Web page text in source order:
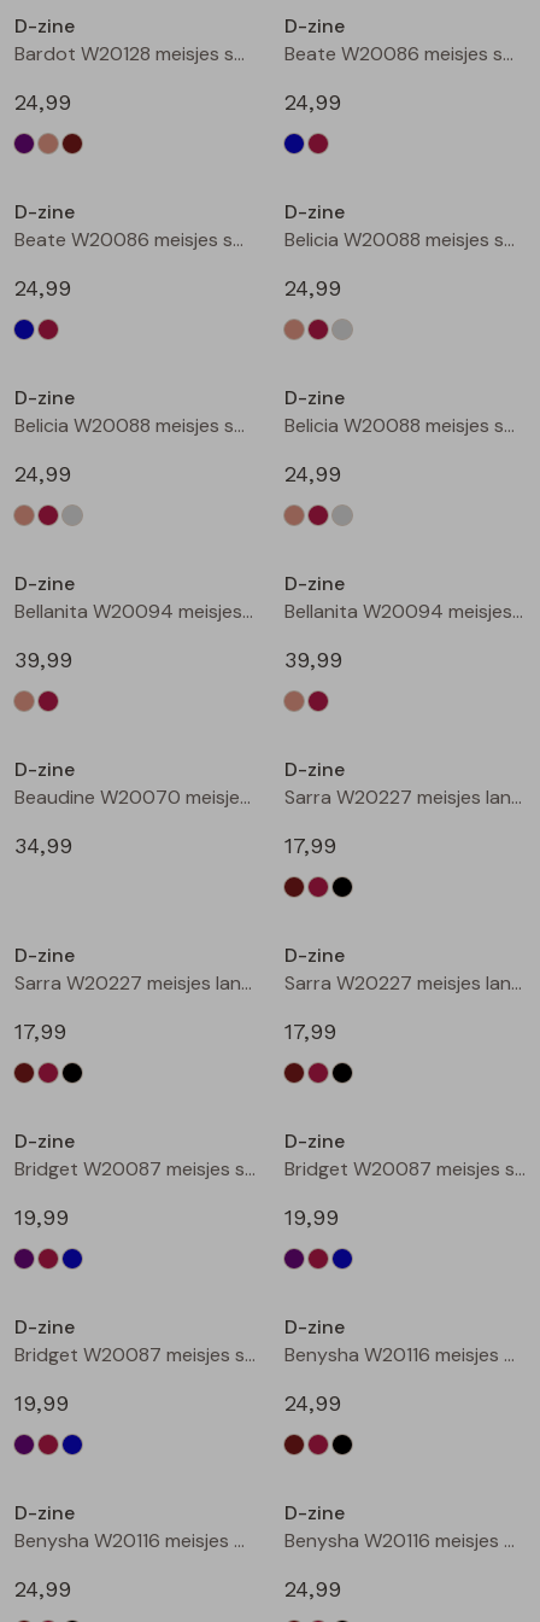
Blouses lange mouw
Sweatshirts
Gilet spencers
Jackjes
Blazers
Bermuda's
Bermuda's
Lange broek
Jackjes
Jassen
Leggings
Rokken
Lange broeken
Lange broeken
Leggings
T-shirts lange mouw
Tops
Vesten
D-zine
Bardot W20128 meisjes sweatshirt Bruin donker
24,99
D-zine
Beate W20086 meisjes sweatshirt Marine
24,99
D-zine
Beate W20086 meisjes sweatshirt Wijnrood
24,99
D-zine
Belicia W20088 meisjes sweatshirt Ecru melee
24,99
D-zine
Belicia W20088 meisjes sweatshirt Wijnrood
24,99
D-zine
Belicia W20088 meisjes sweatshirt Grey melee
24,99
D-zine
Bellanita W20094 meisjes buiten jack Zand
39,99
D-zine
Bellanita W20094 meisjes buiten jack Wijnrood
39,99
D-zine
Beaudine W20070 meisjes lange broek Bruin donker
34,99
D-zine
Sarra W20227 meisjes lange broek Bruin donker
17,99
D-zine
Sarra W20227 meisjes lange broek Wijnrood
17,99
D-zine
Sarra W20227 meisjes lange broek Zwart
17,99
D-zine
Bridget W20087 meisjes sweatshirt Cyclaam
19,99
D-zine
Bridget W20087 meisjes sweatshirt Wijnrood
19,99
D-zine
Bridget W20087 meisjes sweatshirt Raf
19,99
D-zine
Benysha W20116 meisjes bermuda Bruin donker
24,99
D-zine
Benysha W20116 meisjes bermuda Wijnrood
24,99
D-zine
Benysha W20116 meisjes bermuda Zwart
24,99